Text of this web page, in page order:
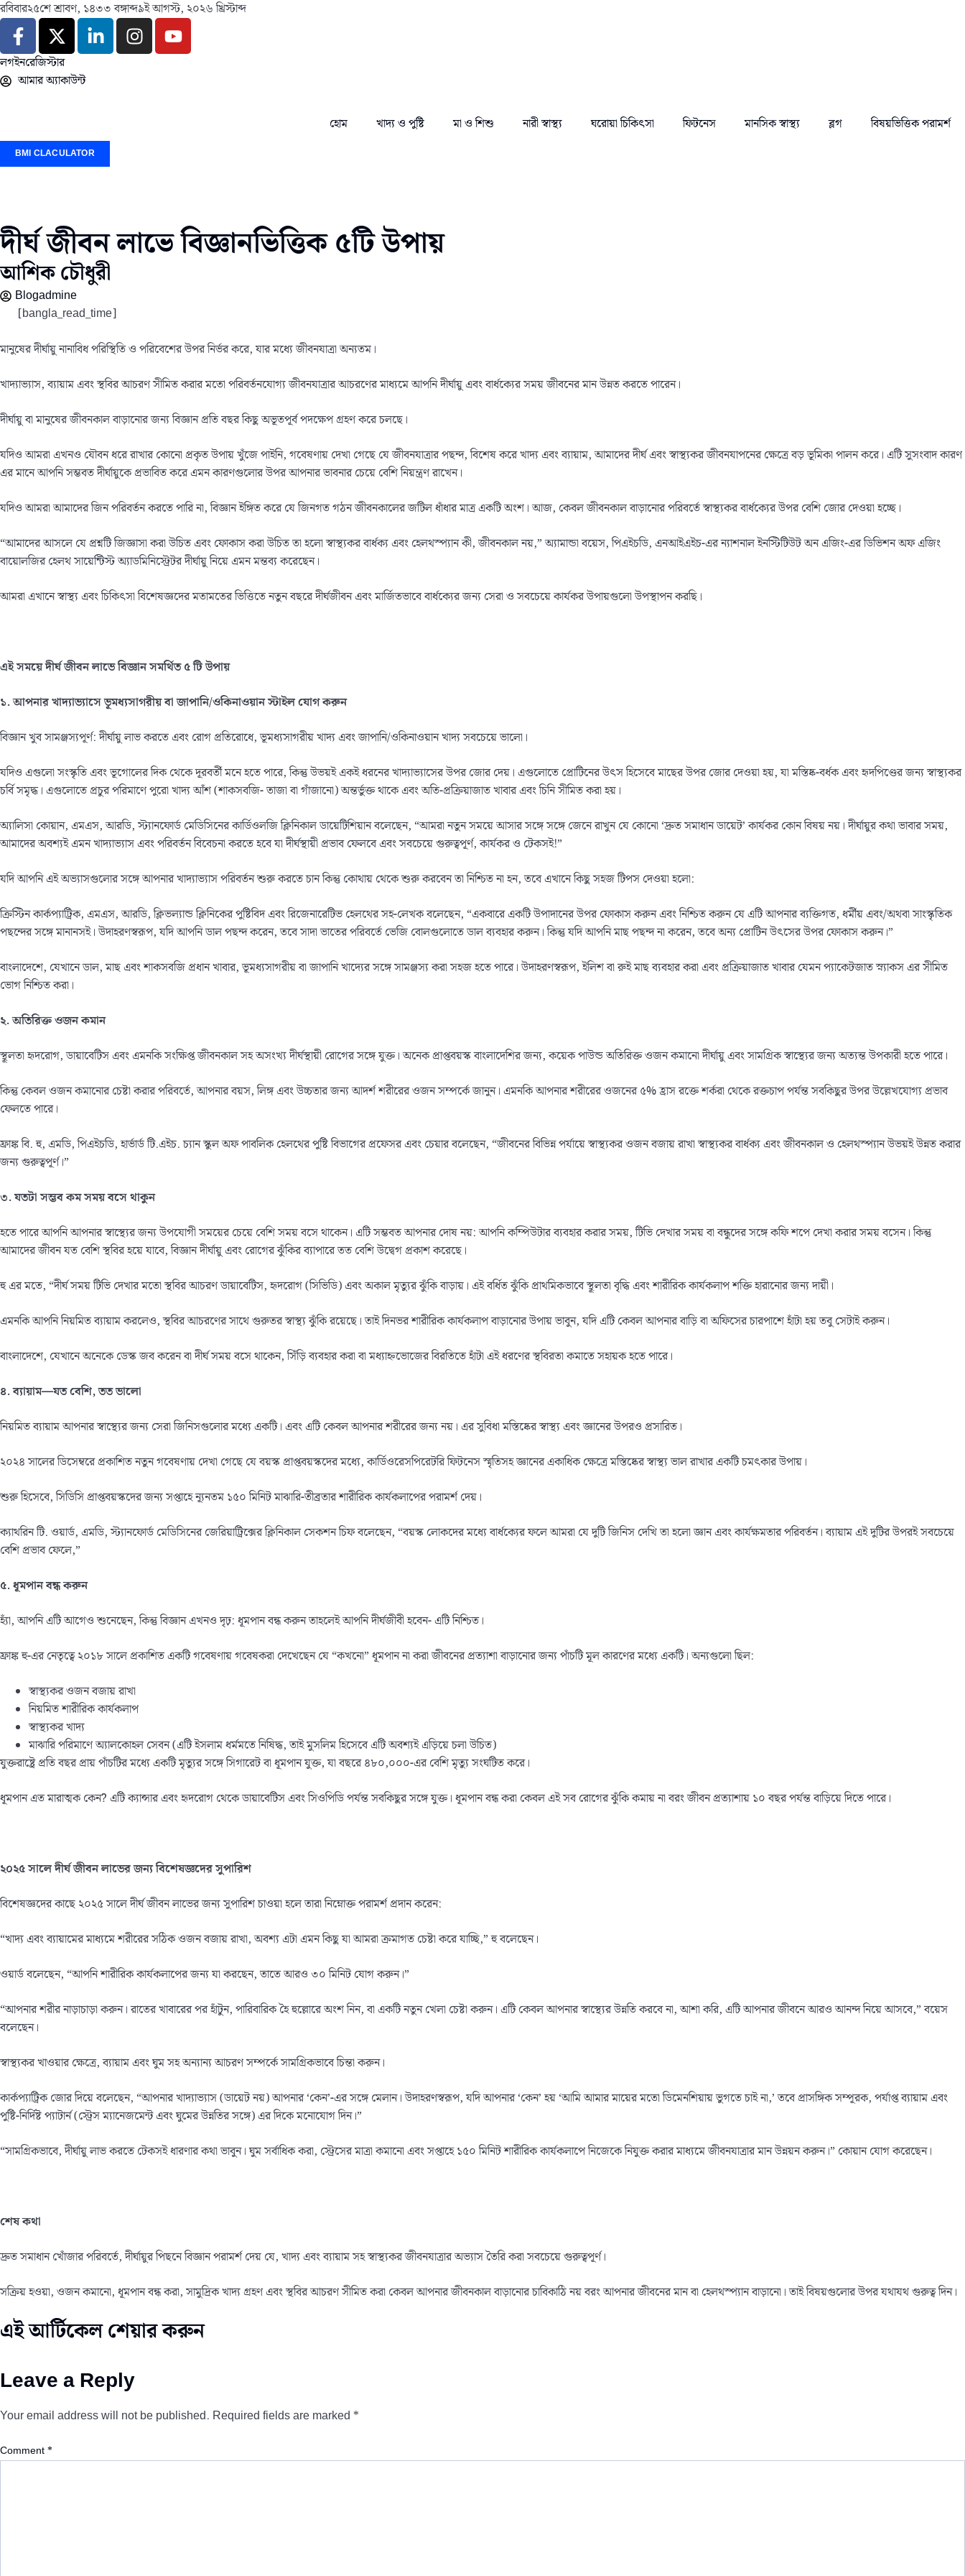
রবিবার২৫শে শ্রাবণ, ১৪৩৩ বঙ্গাব্দ৯ই আগস্ট, ২০২৬ খ্রিস্টাব্দ
লগইনরেজিস্টার
আমার অ্যাকাউন্ট
হোম খাদ্য ও পুষ্টি মা ও শিশু নারী স্বাস্থ্য ঘরোয়া চিকিৎসা ফিটনেস মানসিক স্বাস্থ্য ব্লগ বিষয়ভিত্তিক পরামর্শ
BMI CLACULATOR
দীর্ঘ জীবন লাভে বিজ্ঞানভিত্তিক ৫টি উপায়
আশিক চৌধুরী
Blogadmine
[bangla_read_time]
মানুষের দীর্ঘায়ু নানাবিধ পরিস্থিতি ও পরিবেশের উপর নির্ভর করে, যার মধ্যে জীবনযাত্রা অন্যতম।
খাদ্যাভ্যাস, ব্যায়াম এবং স্থবির আচরণ সীমিত করার মতো পরিবর্তনযোগ্য জীবনযাত্রার আচরণের মাধ্যমে আপনি দীর্ঘায়ু এবং বার্ধক্যের সময় জীবনের মান উন্নত করতে পারেন।
দীর্ঘায়ু বা মানুষের জীবনকাল বাড়ানোর জন্য বিজ্ঞান প্রতি বছর কিছু অভূতপূর্ব পদক্ষেপ গ্রহণ করে চলছে।
যদিও আমরা এখনও যৌবন ধরে রাখার কোনো প্রকৃত উপায় খুঁজে পাইনি, গবেষণায় দেখা গেছে যে জীবনযাত্রার পছন্দ, বিশেষ করে খাদ্য এবং ব্যায়াম, আমাদের দীর্ঘ এবং স্বাস্থ্যকর জীবনযাপনের ক্ষেত্রে বড় ভূমিকা পালন করে। এটি সুসংবাদ কারণ
এর মানে আপনি সম্ভবত দীর্ঘায়ুকে প্রভাবিত করে এমন কারণগুলোর উপর আপনার ভাবনার চেয়ে বেশি নিয়ন্ত্রণ রাখেন।
যদিও আমরা আমাদের জিন পরিবর্তন করতে পারি না, বিজ্ঞান ইঙ্গিত করে যে জিনগত গঠন জীবনকালের জটিল ধাঁধার মাত্র একটি অংশ। আজ, কেবল জীবনকাল বাড়ানোর পরিবর্তে স্বাস্থ্যকর বার্ধক্যের উপর বেশি জোর দেওয়া হচ্ছে।
“আমাদের আসলে যে প্রশ্নটি জিজ্ঞাসা করা উচিত এবং ফোকাস করা উচিত তা হলো স্বাস্থ্যকর বার্ধক্য এবং হেলথস্প্যান কী, জীবনকাল নয়,” অ্যামান্ডা বয়েস, পিএইচডি, এনআইএইচ-এর ন্যাশনাল ইনস্টিটিউট অন এজিং-এর ডিভিশন অফ এজিং
বায়োলজির হেলথ সায়েন্টিস্ট অ্যাডমিনিস্ট্রেটর দীর্ঘায়ু নিয়ে এমন মন্তব্য করেছেন।
আমরা এখানে স্বাস্থ্য এবং চিকিৎসা বিশেষজ্ঞদের মতামতের ভিত্তিতে নতুন বছরে দীর্ঘজীবন এবং মার্জিতভাবে বার্ধক্যের জন্য সেরা ও সবচেয়ে কার্যকর উপায়গুলো উপস্থাপন করছি।
এই সময়েদীর্ঘ জীবন লাভে বিজ্ঞান সমর্থিত৫টিউপায়
১.আপনারখাদ্যাভ্যাসেভূমধ্যসাগরীয়বা জাপানি/ওকিনাওয়ানস্টাইলযোগকরুন
বিজ্ঞান খুব সামঞ্জস্যপূর্ণ: দীর্ঘায়ু লাভ করতে এবং রোগ প্রতিরোধে, ভূমধ্যসাগরীয় খাদ্য এবং জাপানি/ওকিনাওয়ান খাদ্য সবচেয়ে ভালো।
যদিও এগুলো সংস্কৃতি এবং ভূগোলের দিক থেকে দূরবর্তী মনে হতে পারে, কিন্তু উভয়ই একই ধরনের খাদ্যাভ্যাসের উপর জোর দেয়। এগুলোতে প্রোটিনের উৎস হিসেবে মাছের উপর জোর দেওয়া হয়, যা মস্তিষ্ক-বর্ধক এবং হৃদপিণ্ডের জন্য স্বাস্থ্যকর
চর্বি সমৃদ্ধ। এগুলোতে প্রচুর পরিমাণে পুরো খাদ্য আঁশ (শাকসবজি- তাজা বা গাঁজানো) অন্তর্ভুক্ত থাকে এবং অতি-প্রক্রিয়াজাত খাবার এবং চিনি সীমিত করা হয়।
অ্যালিসা কোয়ান, এমএস, আরডি, স্ট্যানফোর্ড মেডিসিনের কার্ডিওলজি ক্লিনিকাল ডায়েটিশিয়ান বলেছেন, “আমরা নতুন সময়ে আসার সঙ্গে সঙ্গে জেনে রাখুন যে কোনো ‘দ্রুত সমাধান ডায়েট’ কার্যকর কোন বিষয় নয়। দীর্ঘায়ুর কথা ভাবার সময়,
আমাদের অবশ্যই এমন খাদ্যাভ্যাস এবং পরিবর্তন বিবেচনা করতে হবে যা দীর্ঘস্থায়ী প্রভাব ফেলবে এবং সবচেয়ে গুরুত্বপূর্ণ, কার্যকর ও টেকসই!”
যদি আপনি এই অভ্যাসগুলোর সঙ্গে আপনার খাদ্যাভ্যাস পরিবর্তন শুরু করতে চান কিন্তু কোথায় থেকে শুরু করবেন তা নিশ্চিত না হন, তবে এখানে কিছু সহজ টিপস দেওয়া হলো:
ক্রিস্টিন কার্কপ্যাট্রিক, এমএস, আরডি, ক্লিভল্যান্ড ক্লিনিকের পুষ্টিবিদ এবং রিজেনারেটিভ হেলথের সহ-লেখক বলেছেন, “একবারে একটি উপাদানের উপর ফোকাস করুন এবং নিশ্চিত করুন যে এটি আপনার ব্যক্তিগত, ধর্মীয় এবং/অথবা সাংস্কৃতিক
পছন্দের সঙ্গে মানানসই। উদাহরণস্বরূপ, যদি আপনি ডাল পছন্দ করেন, তবে সাদা ভাতের পরিবর্তে ভেজি বোলগুলোতে ডাল ব্যবহার করুন। কিন্তু যদি আপনি মাছ পছন্দ না করেন, তবে অন্য প্রোটিন উৎসের উপর ফোকাস করুন।”
বাংলাদেশে, যেখানে ডাল, মাছ এবং শাকসবজি প্রধান খাবার, ভূমধ্যসাগরীয় বা জাপানি খাদ্যের সঙ্গে সামঞ্জস্য করা সহজ হতে পারে। উদাহরণস্বরূপ, ইলিশ বা রুই মাছ ব্যবহার করা এবং প্রক্রিয়াজাত খাবার যেমন প্যাকেটজাত স্ন্যাকস এর সীমিত
ভোগ নিশ্চিত করা।
২. অতিরিক্ত ওজন কমান
স্থূলতা হৃদরোগ, ডায়াবেটিস এবং এমনকি সংক্ষিপ্ত জীবনকাল সহ অসংখ্য দীর্ঘস্থায়ী রোগের সঙ্গে যুক্ত। অনেক প্রাপ্তবয়স্ক বাংলাদেশির জন্য, কয়েক পাউন্ড অতিরিক্ত ওজন কমানো দীর্ঘায়ু এবং সামগ্রিক স্বাস্থ্যের জন্য অত্যন্ত উপকারী হতে পারে।
কিন্তু কেবল ওজন কমানোর চেষ্টা করার পরিবর্তে, আপনার বয়স, লিঙ্গ এবং উচ্চতার জন্য আদর্শ শরীরের ওজন সম্পর্কে জানুন। এমনকি আপনার শরীরের ওজনের ৫% হ্রাস রক্তে শর্করা থেকে রক্তচাপ পর্যন্ত সবকিছুর উপর উল্লেখযোগ্য প্রভাব
ফেলতে পারে।
ফ্রাঙ্ক বি. হু, এমডি, পিএইচডি, হার্ভার্ড টি.এইচ. চ্যান স্কুল অফ পাবলিক হেলথের পুষ্টি বিভাগের প্রফেসর এবং চেয়ার বলেছেন, “জীবনের বিভিন্ন পর্যায়ে স্বাস্থ্যকর ওজন বজায় রাখা স্বাস্থ্যকর বার্ধক্য এবং জীবনকাল ও হেলথস্প্যান উভয়ই উন্নত করার
জন্য গুরুত্বপূর্ণ।”
৩.যতটা সম্ভব কম সময় বসে থাকুন
হতে পারে আপনি আপনার স্বাস্থ্যের জন্য উপযোগী সময়ের চেয়ে বেশি সময় বসে থাকেন। এটি সম্ভবত আপনার দোষ নয়: আপনি কম্পিউটার ব্যবহার করার সময়, টিভি দেখার সময় বা বন্ধুদের সঙ্গে কফি শপে দেখা করার সময় বসেন। কিন্তু
আমাদের জীবন যত বেশি স্থবির হয়ে যাবে, বিজ্ঞান দীর্ঘায়ু এবং রোগের ঝুঁকির ব্যাপারে তত বেশি উদ্বেগ প্রকাশ করেছে।
হু এর মতে, “দীর্ঘ সময় টিভি দেখার মতো স্থবির আচরণ ডায়াবেটিস, হৃদরোগ (সিভিডি) এবং অকাল মৃত্যুর ঝুঁকি বাড়ায়। এই বর্ধিত ঝুঁকি প্রাথমিকভাবে স্থূলতা বৃদ্ধি এবং শারীরিক কার্যকলাপ শক্তি হারানোর জন্য দায়ী।
এমনকি আপনি নিয়মিত ব্যায়াম করলেও, স্থবির আচরণের সাথে গুরুতর স্বাস্থ্য ঝুঁকি রয়েছে। তাই দিনভর শারীরিক কার্যকলাপ বাড়ানোর উপায় ভাবুন, যদি এটি কেবল আপনার বাড়ি বা অফিসের চারপাশে হাঁটা হয় তবু সেটাই করুন।
বাংলাদেশে, যেখানে অনেকে ডেস্ক জব করেন বা দীর্ঘ সময় বসে থাকেন, সিঁড়ি ব্যবহার করা বা মধ্যাহ্নভোজের বিরতিতে হাঁটা এই ধরণের স্থবিরতা কমাতে সহায়ক হতে পারে।
৪. ব্যায়াম—যত বেশি, তত ভালো
নিয়মিত ব্যায়াম আপনার স্বাস্থ্যের জন্য সেরা জিনিসগুলোর মধ্যে একটি। এবং এটি কেবল আপনার শরীরের জন্য নয়। এর সুবিধা মস্তিষ্কের স্বাস্থ্য এবং জ্ঞানের উপরও প্রসারিত।
২০২৪ সালের ডিসেম্বরে প্রকাশিত নতুন গবেষণায় দেখা গেছে যে বয়স্ক প্রাপ্তবয়স্কদের মধ্যে, কার্ডিওরেসপিরেটরি ফিটনেস স্মৃতিসহ জ্ঞানের একাধিক ক্ষেত্রে মস্তিষ্কের স্বাস্থ্য ভাল রাখার একটি চমৎকার উপায়।
শুরু হিসেবে, সিডিসি প্রাপ্তবয়স্কদের জন্য সপ্তাহে ন্যূনতম ১৫০ মিনিট মাঝারি-তীব্রতার শারীরিক কার্যকলাপের পরামর্শ দেয়।
ক্যাথরিন টি. ওয়ার্ড, এমডি, স্ট্যানফোর্ড মেডিসিনের জেরিয়াট্রিক্সের ক্লিনিকাল সেকশন চিফ বলেছেন, “বয়স্ক লোকদের মধ্যে বার্ধক্যের ফলে আমরা যে দুটি জিনিস দেখি তা হলো জ্ঞান এবং কার্যক্ষমতার পরিবর্তন। ব্যায়াম এই দুটির উপরই সবচেয়ে
বেশি প্রভাব ফেলে,”
৫. ধূমপান বন্ধ করুন
হ্যাঁ, আপনি এটি আগেও শুনেছেন, কিন্তু বিজ্ঞান এখনও দৃঢ়: ধূমপান বন্ধ করুন তাহলেই আপনি দীর্ঘজীবী হবেন- এটি নিশ্চিত।
ফ্রাঙ্ক হু-এর নেতৃত্বে ২০১৮ সালে প্রকাশিত একটি গবেষণায় গবেষকরা দেখেছেন যে “কখনো” ধূমপান না করা জীবনের প্রত্যাশা বাড়ানোর জন্য পাঁচটি মূল কারণের মধ্যে একটি। অন্যগুলো ছিল:
স্বাস্থ্যকর ওজন বজায় রাখা
নিয়মিত শারীরিক কার্যকলাপ
স্বাস্থ্যকর খাদ্য
মাঝারি পরিমাণে অ্যালকোহল সেবন (এটি ইসলাম ধর্মমতে নিষিদ্ধ, তাই মুসলিম হিসেবে এটি অবশ্যই এড়িয়ে চলা উচিত)
যুক্তরাষ্ট্রে প্রতি বছর প্রায় পাঁচটির মধ্যে একটি মৃত্যুর সঙ্গে সিগারেট বা ধূমপান যুক্ত, যা বছরে ৪৮০,০০০-এর বেশি মৃত্যু সংঘটিত করে।
ধূমপান এত মারাত্মক কেন? এটি ক্যান্সার এবং হৃদরোগ থেকে ডায়াবেটিস এবং সিওপিডি পর্যন্ত সবকিছুর সঙ্গে যুক্ত। ধূমপান বন্ধ করা কেবল এই সব রোগের ঝুঁকি কমায় না বরং জীবন প্রত্যাশায় ১০ বছর পর্যন্ত বাড়িয়ে দিতে পারে।
২০২৫সালেদীর্ঘ জীবন লাভেরজন্যবিশেষজ্ঞদেরসুপারিশ
বিশেষজ্ঞদের কাছে ২০২৫ সালে দীর্ঘ জীবন লাভের জন্য সুপারিশ চাওয়া হলে তারা নিম্নোক্ত পরামর্শ প্রদান করেন:
“খাদ্য এবং ব্যায়ামের মাধ্যমে শরীরের সঠিক ওজন বজায় রাখা, অবশ্য এটা এমন কিছু যা আমরা ক্রমাগত চেষ্টা করে যাচ্ছি,” হু বলেছেন।
ওয়ার্ড বলেছেন, “আপনি শারীরিক কার্যকলাপের জন্য যা করছেন, তাতে আরও ৩০ মিনিট যোগ করুন।”
“আপনার শরীর নাড়াচাড়া করুন। রাতের খাবারের পর হাঁটুন, পারিবারিক হৈ হুল্লোরে অংশ নিন, বা একটি নতুন খেলা চেষ্টা করুন। এটি কেবল আপনার স্বাস্থ্যের উন্নতি করবে না, আশা করি, এটি আপনার জীবনে আরও আনন্দ নিয়ে আসবে,” বয়েস
বলেছেন।
স্বাস্থ্যকর খাওয়ার ক্ষেত্রে, ব্যায়াম এবং ঘুম সহ অন্যান্য আচরণ সম্পর্কে সামগ্রিকভাবে চিন্তা করুন।
কার্কপ্যাট্রিক জোর দিয়ে বলেছেন, “আপনার খাদ্যাভ্যাস (ডায়েট নয়) আপনার ‘কেন’-এর সঙ্গে মেলান। উদাহরণস্বরূপ, যদি আপনার ‘কেন’ হয় ‘আমি আমার মায়ের মতো ডিমেনশিয়ায় ভুগতে চাই না,’ তবে প্রাসঙ্গিক সম্পূরক, পর্যাপ্ত ব্যায়াম এবং
পুষ্টি-নির্দিষ্ট প্যাটার্ন (স্ট্রেস ম্যানেজমেন্ট এবং ঘুমের উন্নতির সঙ্গে) এর দিকে মনোযোগ দিন।”
“সামগ্রিকভাবে, দীর্ঘায়ু লাভ করতে টেকসই ধারণার কথা ভাবুন। ঘুম সর্বাধিক করা, স্ট্রেসের মাত্রা কমানো এবং সপ্তাহে ১৫০ মিনিট শারীরিক কার্যকলাপে নিজেকে নিযুক্ত করার মাধ্যমে জীবনযাত্রার মান উন্নয়ন করুন।” কোয়ান যোগ করেছেন।
শেষকথা
দ্রুত সমাধান খোঁজার পরিবর্তে, দীর্ঘায়ুর পিছনে বিজ্ঞান পরামর্শ দেয় যে, খাদ্য এবং ব্যায়াম সহ স্বাস্থ্যকর জীবনযাত্রার অভ্যাস তৈরি করা সবচেয়ে গুরুত্বপূর্ণ।
সক্রিয় হওয়া, ওজন কমানো, ধূমপান বন্ধ করা, সামুদ্রিক খাদ্য গ্রহণ এবং স্থবির আচরণ সীমিত করা কেবল আপনার জীবনকাল বাড়ানোর চাবিকাঠি নয় বরং আপনার জীবনের মান বা হেলথস্প্যান বাড়ানো। তাই বিষয়গুলোর উপর যথাযথ গুরুত্ব দিন।
এই আর্টিকেল শেয়ার করুন
Leave a Reply
Your email address will not be published. Required fields are marked *
Comment*